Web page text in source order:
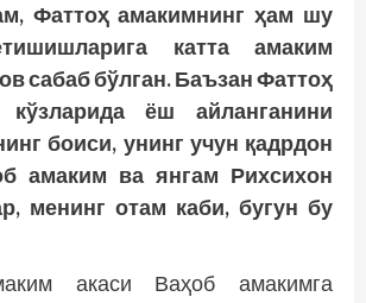
Фаттоҳ амакимнинг ҳам шу
катта амаким
сабаб бўлган. Баъзан Фаттоҳ
кўзларида ёш айланганини
боиси, унинг учун қадрдон
амаким ва янгам Рихсихон
менинг отам каби, бугун бу
акаси Ваҳоб амакимга